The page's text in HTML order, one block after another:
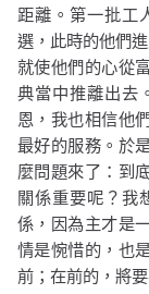
距離。第一批工
選，此時的他們
就使他們的心從
典當中推離出去
恩，我也相信他
最好的服務。於
麼問題來了：到
關係重要呢？我
係，因為主才是
情是惋惜的，也
前；在前的，將要